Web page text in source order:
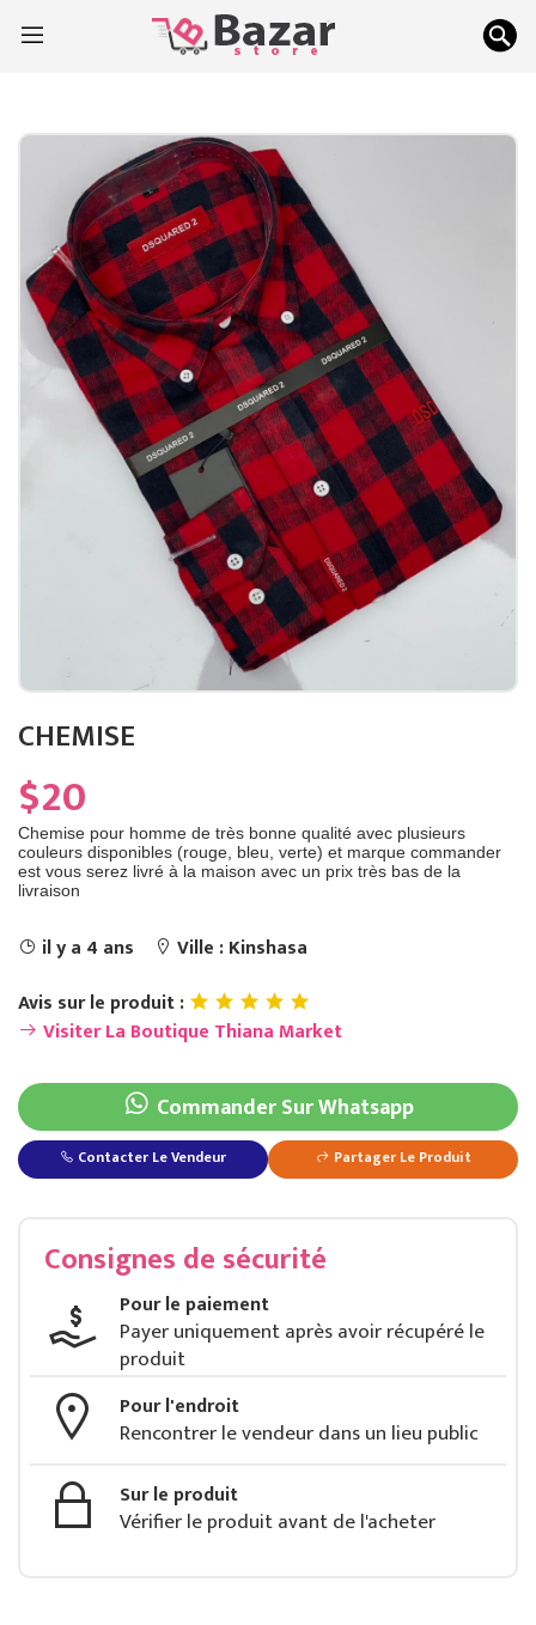
CHEMISE
$20
Chemise pour homme de très bonne qualité avec plusieurs
couleurs disponibles (rouge, bleu, verte) et marque commander
est vous serez livré à la maison avec un prix très bas de la
livraison
il y a 4 ans
Ville : Kinshasa
Avis sur le produit :
Visiter La Boutique Thiana Market
Commander Sur Whatsapp
Contacter Le Vendeur Partager Le Produit
Consignes de sécurité
Pour le paiement
Payer uniquement après avoir récupéré le
produit
Pour l'endroit
Rencontrer le vendeur dans un lieu public
Sur le produit
Vérifier le produit avant de l'acheter